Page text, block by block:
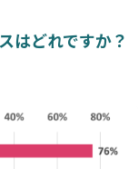
はどれですか？